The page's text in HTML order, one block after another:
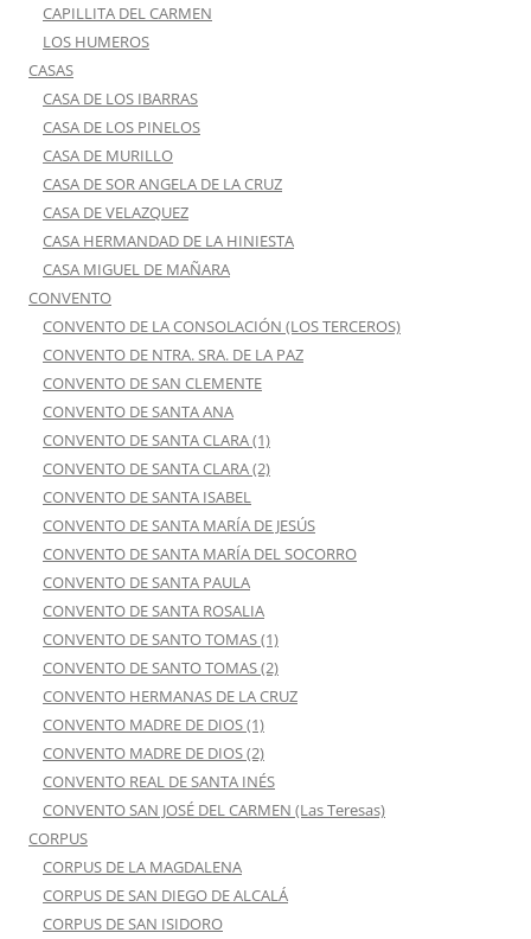
CAPILLITA DEL CARMEN
LOS HUMEROS
CASAS
CASA DE LOS IBARRAS
CASA DE LOS PINELOS
CASA DE MURILLO
CASA DE SOR ANGELA DE LA CRUZ
CASA DE VELAZQUEZ
CASA HERMANDAD DE LA HINIESTA
CASA MIGUEL DE MAÑARA
CONVENTO
CONVENTO DE LA CONSOLACIÓN (LOS TERCEROS)
CONVENTO DE NTRA. SRA. DE LA PAZ
CONVENTO DE SAN CLEMENTE
CONVENTO DE SANTA ANA
CONVENTO DE SANTA CLARA (1)
CONVENTO DE SANTA CLARA (2)
CONVENTO DE SANTA ISABEL
CONVENTO DE SANTA MARÍA DE JESÚS
CONVENTO DE SANTA MARÍA DEL SOCORRO
CONVENTO DE SANTA PAULA
CONVENTO DE SANTA ROSALIA
CONVENTO DE SANTO TOMAS (1)
CONVENTO DE SANTO TOMAS (2)
CONVENTO HERMANAS DE LA CRUZ
CONVENTO MADRE DE DIOS (1)
CONVENTO MADRE DE DIOS (2)
CONVENTO REAL DE SANTA INÉS
CONVENTO SAN JOSÉ DEL CARMEN (Las Teresas)
CORPUS
CORPUS DE LA MAGDALENA
CORPUS DE SAN DIEGO DE ALCALÁ
CORPUS DE SAN ISIDORO